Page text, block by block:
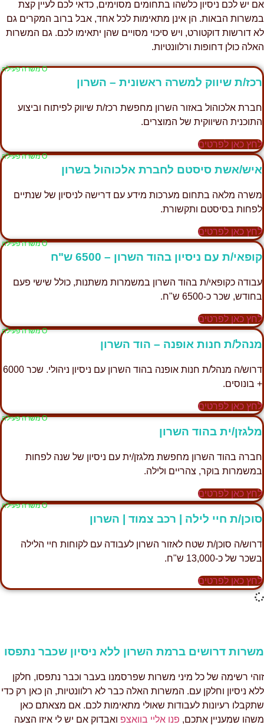
יש לכם ניסיון כלשהו בתחומים מסוימים, כדאי לכם לעיין קצת
הבאות. הן אינן מתאימות לכל אחד, אבל ברוב המקרים גם
דורשות דוקטורט, ויש סיכוי מסויים שהן יתאימו לכם. גם המשרות
כולן דחופות ורלוונטיות.
Ο משרה פעילה
ת שיווק למשרה ראשונית – השרון
אלכוהול באזור השרון מחפשת רכז/ת שיווק לפיתוח וביצוע
השיווקית של המוצרים.
כאן לפרטים
Ο משרה פעילה
אשת סיסטם לחברת אלכוהול בשרון
מלאה בתחום מערכות מידע עם דרישה לניסיון של שנתיים
בסיסטם ותקשורת.
כאן לפרטים
Ο משרה פעילה
ת עם ניסיון בהוד השרון – 6500 ש"ח
כקופאי/ת בהוד השרון במשמרות משתנות, כולל שישי פעם
שכר כ-6500 ש"ח.
כאן לפרטים
Ο משרה פעילה
ת חנות אופנה – הוד השרון
דרוש/ה מנהל/ת חנות אופנה בהוד השרון עם ניסיון ניהולי. שכר 6000
בונוסים.
כאן לפרטים
Ο משרה פעילה
ית בהוד השרון
בהוד השרון מחפשת מלגזן/ית עם ניסיון של שנה לפחות
בוקר, צהריים ולילה.
כאן לפרטים
Ο משרה פעילה
ת חיי לילה | רכב צמוד | השרון
ה סוכן/ת שטח לאזור השרון לעבודה עם לקוחות חיי הלילה
של כ-13,000 ש"ח.
כאן לפרטים
דרושים ברמת השרון ללא ניסיון שכבר נתפסו
רשימה של כל מיני משרות שפרסמנו בעבר וכבר נתפסו, חלקן
ניסיון וחלקן עם. המשרות האלה כבר לא רלוונטיות, הן כאן רק כדי
רעיונות לעבודות שאולי מתאימות לכם. אם מצאתם כאן
שמעניין אתכם,פנו אליי בוואצפואבדוק אם יש לי איזו הצעה